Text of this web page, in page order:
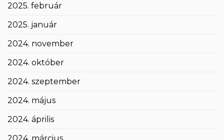
2025. február
2025. január
2024. november
2024. október
2024. szeptember
2024. május
2024. április
2024. március